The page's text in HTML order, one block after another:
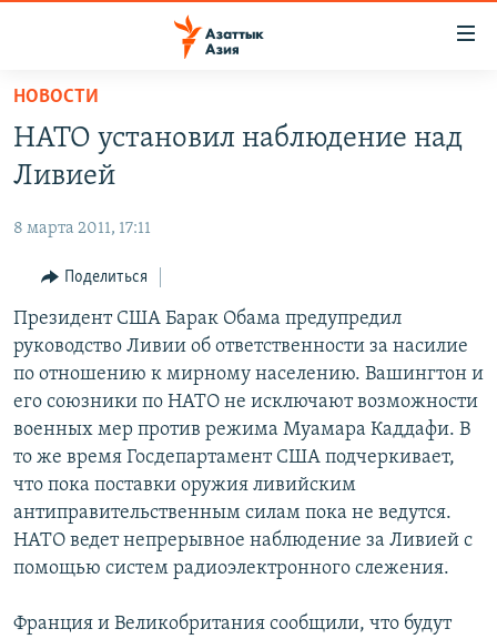
Вернуться
основному
содержанию
навигации
Вернутся
поиску
КАЗАХСТАН
УЗБЕКИСТАН
ТАДЖИКИСТАН
НОВОСТИ
НА ДРУГИХ ЯЗЫКАХ
ҚАЗАҚША
КЫРГЫЗЧА
ЎЗБЕКЧА
ТОҶИКӢ
TÜRKMENÇE
Все сайты РСЕ/РС
НОВОСТИ
НАТО установил наблюдение над
Ливией
8 марта 2011, 17:11
Поделиться
Президент США Барак Обама предупредил
руководство Ливии об ответственности за насилие
по отношению к мирному населению. Вашингтон и
его союзники по НАТО не исключают возможности
военных мер против режима Муамара Каддафи. В
то же время Госдепартамент США подчеркивает,
что пока поставки оружия ливийским
антиправительственным силам пока не ведутся.
НАТО ведет непрерывное наблюдение за Ливией с
помощью систем радиоэлектронного слежения.
Франция и Великобритания сообщили, что будут